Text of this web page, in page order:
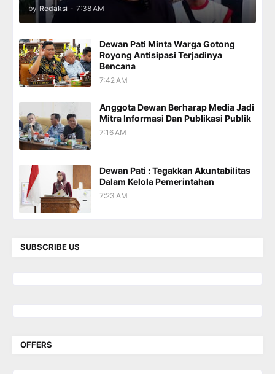
by Redaksi - 7:38 AM
Dewan Pati Minta Warga Gotong
Royong Antisipasi Terjadinya
Bencana
7:42 AM
Anggota Dewan Berharap Media Jadi
Mitra Informasi Dan Publikasi Publik
7:16 AM
Dewan Pati : Tegakkan Akuntabilitas
Dalam Kelola Pemerintahan
7:23 AM
SUBSCRIBE US
OFFERS